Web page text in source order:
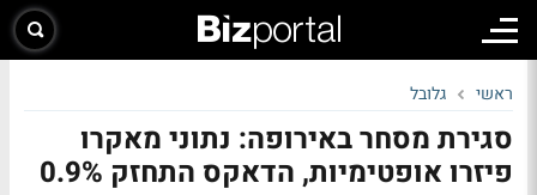
ראשי גלובל
סגירת מסחר באירופה: נתוני מאקרו
פיזרו אופטימיות, הדאקס התחזק 0.9%